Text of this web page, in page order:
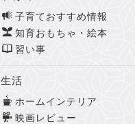
子育ておすすめ情報
知育おもちゃ・絵本
習い事
生活
ホームインテリア
映画レビュー